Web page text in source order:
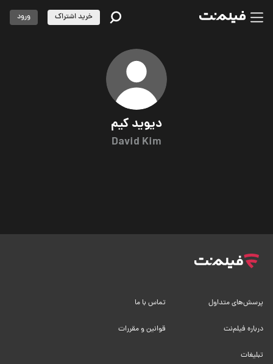
دیوید کیم
David Kim
خرید اشتراک ورود
پرسش‌های متداول تماس با ما
درباره فیلم‌نت قوانین و مقررات
تبلیغات